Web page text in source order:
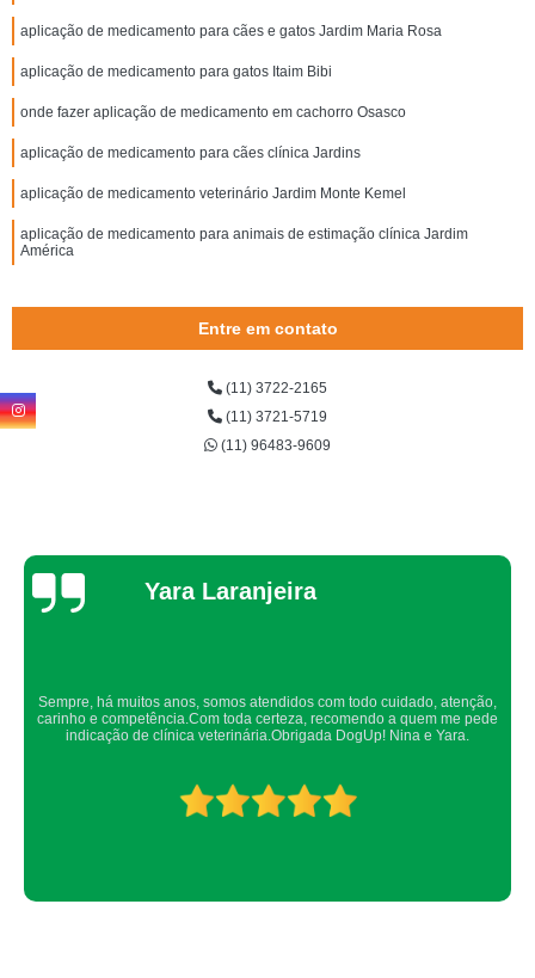
aplicação de medicamento para cães e gatos Jardim Maria Rosa
aplicação de medicamento para gatos Itaim Bibi
onde fazer aplicação de medicamento em cachorro Osasco
aplicação de medicamento para cães clínica Jardins
aplicação de medicamento veterinário Jardim Monte Kemel
aplicação de medicamento para animais de estimação clínica Jardim
América
Entre em contato
(11) 3722-2165
(11) 3721-5719
(11) 96483-9609
Thaynah Souza
Confio de olhos fechados os meus cachorros nos atendimentos da dog up,
os veterinários sempre são atenciosos e verificam todos os detalhes
possíveis.